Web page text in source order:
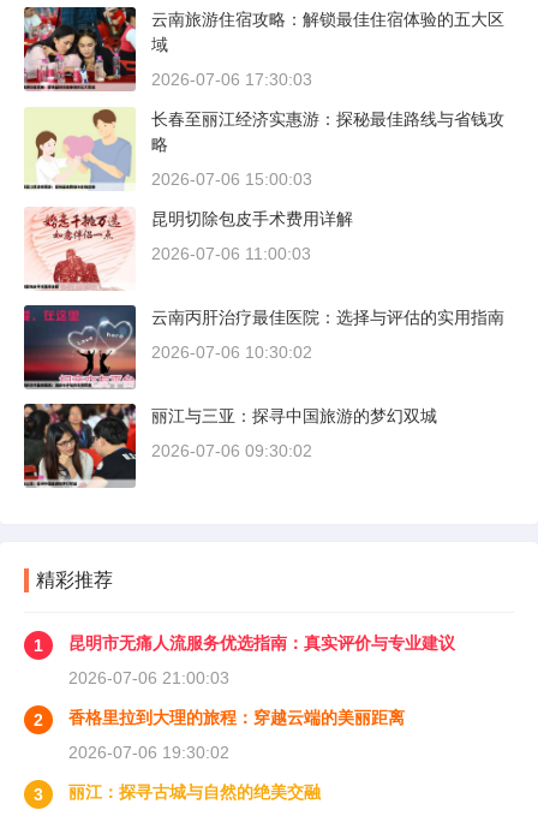
云南旅游住宿攻略：解锁最佳住宿体验的五大区
域
2026-07-06 17:30:03
长春至丽江经济实惠游：探秘最佳路线与省钱攻
略
2026-07-06 15:00:03
昆明切除包皮手术费用详解
2026-07-06 11:00:03
云南丙肝治疗最佳医院：选择与评估的实用指南
2026-07-06 10:30:02
丽江与三亚：探寻中国旅游的梦幻双城
2026-07-06 09:30:02
精彩推荐
1
昆明市无痛人流服务优选指南：真实评价与专业建议
2026-07-06 21:00:03
2
香格里拉到大理的旅程：穿越云端的美丽距离
2026-07-06 19:30:02
3
丽江：探寻古城与自然的绝美交融